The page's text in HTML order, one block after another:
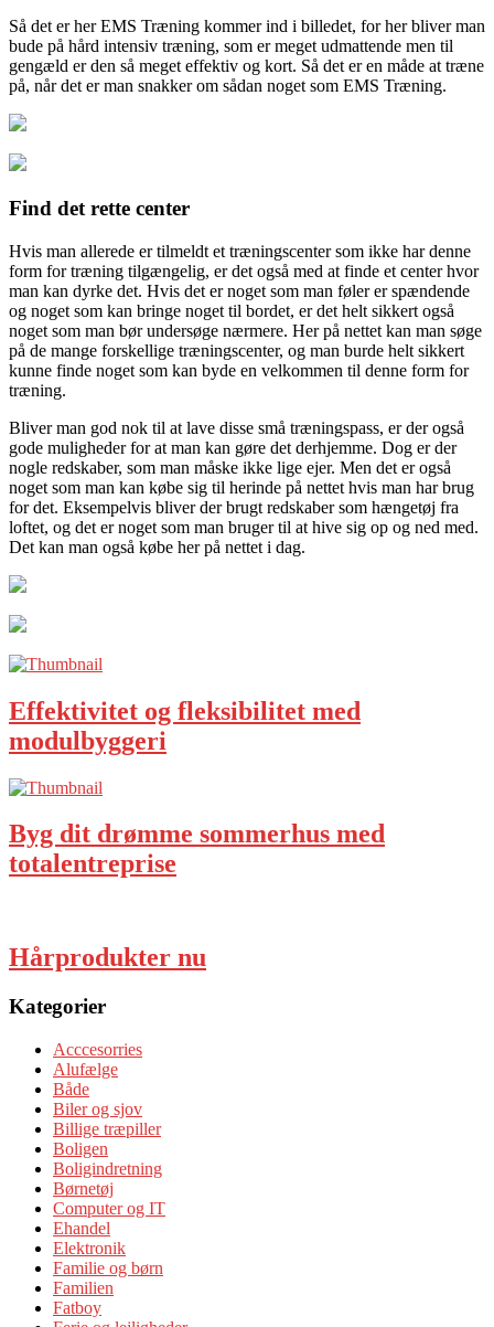
Så det er her EMS Træning kommer ind i billedet, for her bliver man
bude på hård intensiv træning, som er meget udmattende men til
gengæld er den så meget effektiv og kort. Så det er en måde at træne
på, når det er man snakker om sådan noget som EMS Træning.
Find det rette center
Hvis man allerede er tilmeldt et træningscenter som ikke har denne
form for træning tilgængelig, er det også med at finde et center hvor
man kan dyrke det. Hvis det er noget som man føler er spændende
og noget som kan bringe noget til bordet, er det helt sikkert også
noget som man bør undersøge nærmere. Her på nettet kan man søge
på de mange forskellige træningscenter, og man burde helt sikkert
kunne finde noget som kan byde en velkommen til denne form for
træning.
Bliver man god nok til at lave disse små træningspass, er der også
gode muligheder for at man kan gøre det derhjemme. Dog er der
nogle redskaber, som man måske ikke lige ejer. Men det er også
noget som man kan købe sig til herinde på nettet hvis man har brug
for det. Eksempelvis bliver der brugt redskaber som hængetøj fra
loftet, og det er noget som man bruger til at hive sig op og ned med.
Det kan man også købe her på nettet i dag.
Effektivitet og fleksibilitet med
modulbyggeri
Byg dit drømme sommerhus med
totalentreprise
Hårprodukter nu
Kategorier
Acccesorries
Alufælge
Både
Biler og sjov
Billige træpiller
Boligen
Boligindretning
Børnetøj
Computer og IT
Ehandel
Elektronik
Familie og børn
Familien
Fatboy